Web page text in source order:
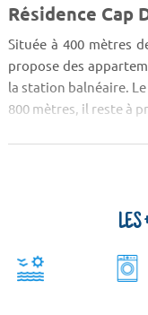
Résidence Cap
Située à 400 mètres
propose des
la station balnéaire.
800 mètres, il reste à
LES